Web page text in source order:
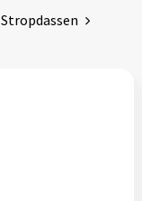
Stropdassen